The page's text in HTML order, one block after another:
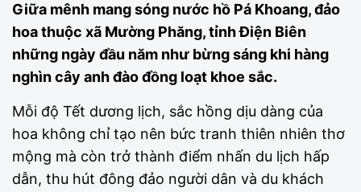
Giữa mênh mang sóng nước hồ Pá Khoang, đảo
hoa thuộc xã Mường Phăng, tỉnh Điện Biên
những ngày đầu năm như bừng sáng khi hàng
nghìn cây anh đào đồng loạt khoe sắc.
Mỗi độ Tết dương lịch, sắc hồng dịu dàng của
hoa không chỉ tạo nên bức tranh thiên nhiên thơ
mộng mà còn trở thành điểm nhấn du lịch hấp
dẫn, thu hút đông đảo người dân và du khách